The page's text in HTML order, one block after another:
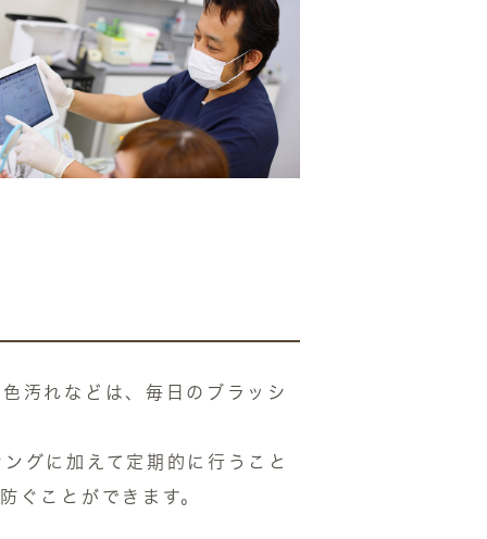
汚れなどは、毎日のブラッシ
グに加えて定期的に行うこと
ぐことができます。